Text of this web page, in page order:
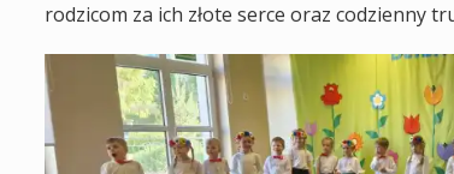
rodzicom za ich złote serce oraz codzienny